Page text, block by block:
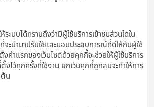
บบได้ทราบถึงว่ามีผู้ใช้บริการเข้าชมส่วนใดใน
จะนำมาปรับใช้และมอบประสบการณ์ที่ดีให้กับผู้ใช้
ค่าแรกของเว็บไซต์ด้วยคุกกี้จะช่วยให้ผู้ใช้บริการ
ตั้งไว้ทุกครั้งที่ใช้งาน ยกเว้นคุกกี้ถูกลบจะทำให้การ
ต้น